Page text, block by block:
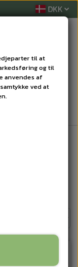
til at
og til
anvendes af
ved at